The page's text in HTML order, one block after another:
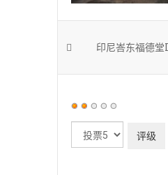
印尼峇东福德
用
评